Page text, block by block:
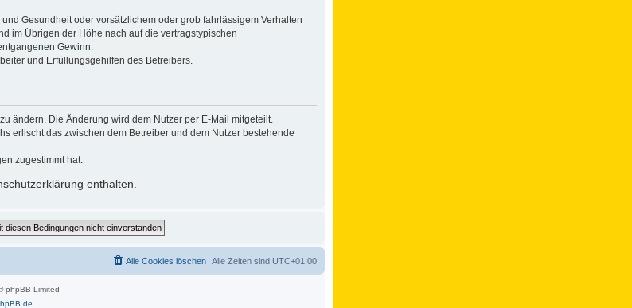
Gesundheit oder vorsätzlichem oder grob fahrlässigem Verhalten
im Übrigen der Höhe nach auf die vertragstypischen
Gewinn.
und Erfüllungsgehilfen des Betreibers.
ändern. Die Änderung wird dem Nutzer per E-Mail mitgeteilt.
erlischt das zwischen dem Betreiber und dem Nutzer bestehende
zugestimmt hat.
enthalten.
Alle Zeiten sind UTC+01:00
Alle Cookies löschen
phpBB Limited